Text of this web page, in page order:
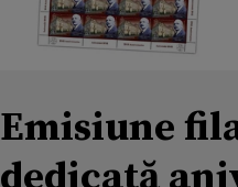
Emisiune